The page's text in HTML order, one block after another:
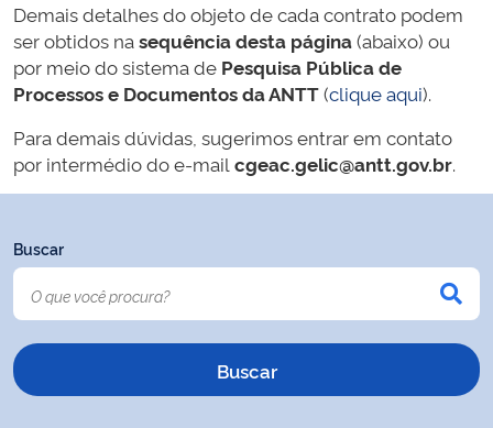
Demais detalhes do objeto de cada contrato podem
ser obtidos nasequência desta página(abaixo) ou
por meio do sistema de Pesquisa Pública de
Processos e Documentos da ANTT(clique aqui).
Para demais dúvidas, sugerimos entrar em contato
por intermédio do e-mail cgeac.gelic@antt.gov.br.
Buscar